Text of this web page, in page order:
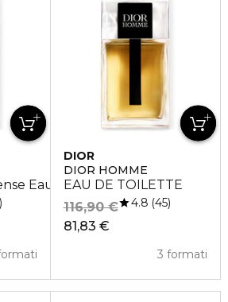
Eau de Parfum
DIOR
DIOR HOMME
EAU DE TOILETTE
81,83 €
116,90 €
3 formati
4.8 45